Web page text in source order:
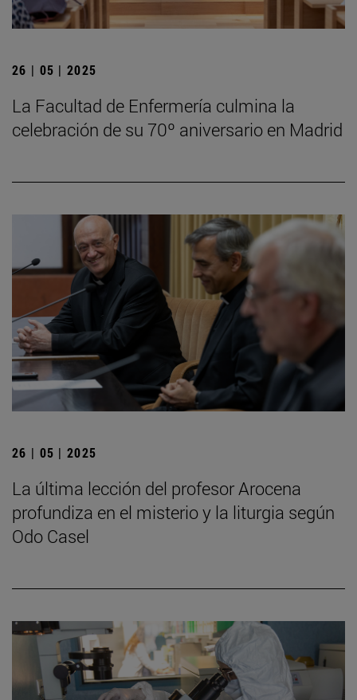
26 | 05 | 2025
La Facultad de Enfermería culmina la
celebración de su 70º aniversario en Madrid
26 | 05 | 2025
La última lección del profesor Arocena
profundiza en el misterio y la liturgia según
Odo Casel